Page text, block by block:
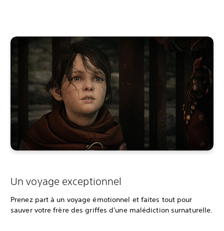
Un voyage exceptionnel
Prenez part à un voyage émotionnel et faites tout pour
sauver votre frère des griffes d'une malédiction surnaturelle.